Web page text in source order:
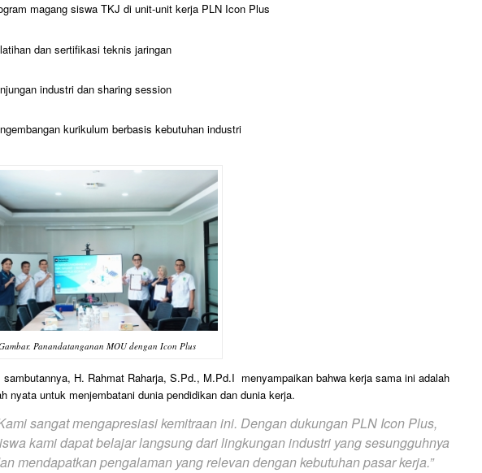
magang siswa TKJ di unit-unit kerja PLN Icon Plus
dan sertifikasi teknis jaringan
industri dan sharing session
kurikulum berbasis kebutuhan industri
Panandatanganan MOU dengan Icon Plus
sambutannya, H. Rahmat Raharja, S.Pd., M.Pd.I menyampaikan bahwa kerja sama ini adalah
nyata untuk menjembatani dunia pendidikan dan dunia kerja.
sangat mengapresiasi kemitraan ini. Dengan dukungan PLN Icon Plus,
kami dapat belajar langsung dari lingkungan industri yang sesungguhnya
mendapatkan pengalaman yang relevan dengan kebutuhan pasar kerja.”